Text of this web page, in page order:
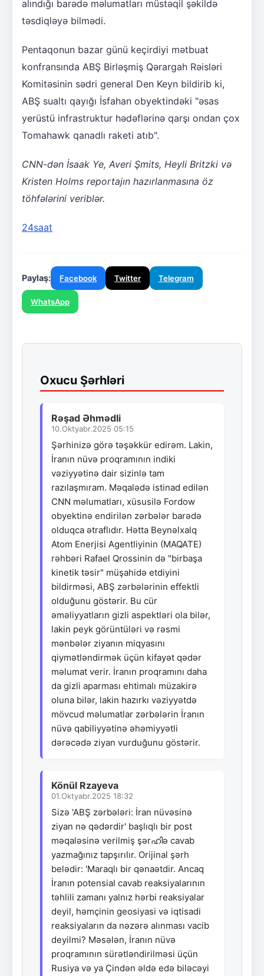
alındığı barədə məlumatları müstəqil şəkildə
təsdiqləyə bilmədi.
Pentaqonun bazar günü keçirdiyi mətbuat
konfransında ABŞ Birləşmiş Qərargah Rəisləri
Komitəsinin sədri general Den Keyn bildirib ki,
ABŞ sualtı qayığı İsfahan obyektindəki "əsas
yerüstü infrastruktur hədəflərinə qarşı ondan çox
Tomahawk qanadlı raketi atıb".
CNN-dən İsaak Ye, Averi Şmits, Heyli Britzki və
Kristen Holms reportajın hazırlanmasına öz
töhfələrini veriblər.
24saat
Paylaş: Facebook Twitter Telegram
WhatsApp
Oxucu Şərhləri
Rəşad Əhmədli
10.Oktyabr.2025 05:15
Şərhinizə görə təşəkkür edirəm. Lakin,
İranın nüvə proqramının indiki
vəziyyətinə dair sizinlə tam
razılaşmıram. Məqalədə istinad edilən
CNN məlumatları, xüsusilə Fordow
obyektinə endirilən zərbələr barədə
olduqca ətraflıdır. Hətta Beynəlxalq
Atom Enerjisi Agentliyinin (MAQATE)
rəhbəri Rafael Qrossinin də "birbaşa
kinetik təsir" müşahidə etdiyini
bildirməsi, ABŞ zərbələrinin effektli
olduğunu göstərir. Bu cür
əməliyyatların gizli aspektləri ola bilər,
lakin peyk görüntüləri və rəsmi
mənbələr ziyanın miqyasını
qiymətləndirmək üçün kifayət qədər
məlumat verir. İranın proqramını daha
da gizli aparması ehtimalı müzakirə
oluna bilər, lakin hazırkı vəziyyətdə
mövcud məlumatlar zərbələrin İranın
nüvə qabiliyyətinə əhəmiyyətli
dərəcədə ziyan vurduğunu göstərir.
Könül Rzayeva
01.Oktyabr.2025 18:32
Sizə 'ABŞ zərbələri: İran nüvəsinə
ziyan nə qədərdir' başlıqlı bir post
məqaləsinə verilmiş şərഹിə cavab
yazmağınız tapşırılır. Orijinal şərh
belədir: 'Maraqlı bir qənaətdir. Ancaq
İranın potensial cavab reaksiyalarının
təhlili zamanı yalnız hərbi reaksiyalar
deyil, həmçinin geosiyasi və iqtisadi
reaksiyaların da nəzərə alınması vacib
deyilmi? Məsələn, İranın nüvə
proqramının sürətləndirilməsi üçün
Rusiya və ya Çindən əldə edə biləcəyi